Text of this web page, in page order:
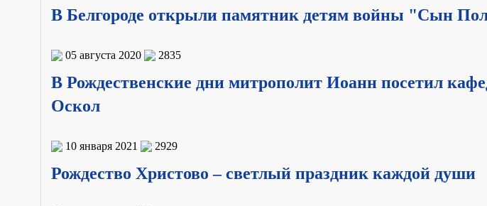
В Белгороде открыли памятник детям войны "Сын
05 августа 2020 2835
В Рождественские дни митрополит Иоанн посетил
Оскол
10 января 2021 2929
Рождество Христово – светлый праздник каждой души